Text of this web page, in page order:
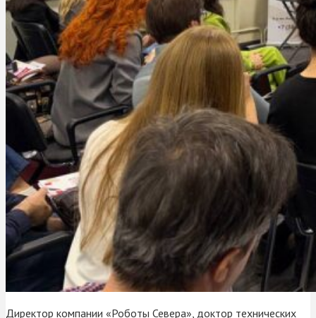
Директор компании «Роботы Севера», доктор технических